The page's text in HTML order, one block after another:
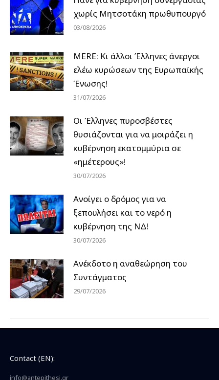
χωρίς Μητσοτάκη πρωθυπουργό
03/08/2026
MERE: Κι άλλοι Έλληνες άνεργοι
ελέω κυρώσεων της Ευρωπαϊκής
Ένωσης!
31/07/2026
Οι Έλληνες πυροσβέστες
θυσιάζονται για να μοιράζει η
κυβέρνηση εκατομμύρια σε
«ημέτερους»!
30/07/2026
Ανοίγει ο δρόμος για να
ξεπουλήσει και το νερό η
κυβέρνηση της ΝΔ!
30/07/2026
Ανέκδοτο η αναθεώρηση του
Συντάγματος
29/07/2026
Contact (EN):
info@antepithesi.gr